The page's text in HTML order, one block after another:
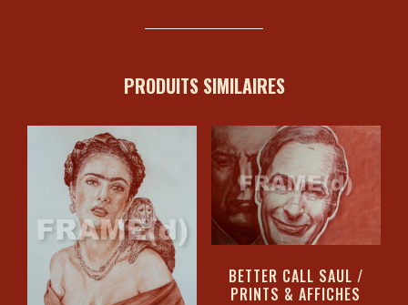
PRODUITS SIMILAIRES
BETTER CALL SAUL /
PRINTS & AFFICHES